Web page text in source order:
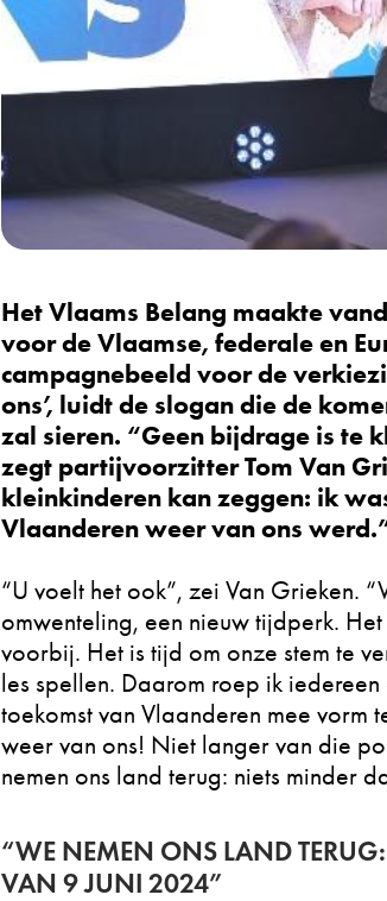
Het Vlaams Belang maakte
voor de Vlaamse, federale en
campagnebeeld voor de
ons’, luidt de slogan die de
zal sieren. “Geen bijdrage is te
zegt partijvoorzitter Tom Van
kleinkinderen kan zeggen: ik
Vlaanderen weer van ons
“U voelt het ook”, zei Van Grieken.
omwenteling, een nieuw tijdperk.
voorbij. Het is tijd om onze stem te
les spellen. Daarom roep ik
toekomst van Vlaanderen mee vorm
weer van ons! Niet langer van die
nemen ons land terug: niets minder
“WE NEMEN ONS LAND
VAN 9 JUNI 2024”